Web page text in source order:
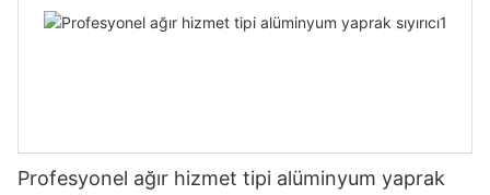
Profesyonel ağır hizmet tipi alüminyum yaprak